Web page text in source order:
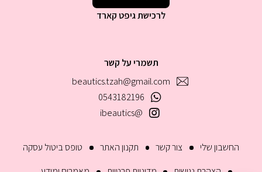
החשבון שלי צור קשר תקנון האתר
טופס ביטול עסקה
תשמרי על קשר
beautics.tzah@gmail.com
0543182196
@ibeautics
לרכישת גיפט קארד